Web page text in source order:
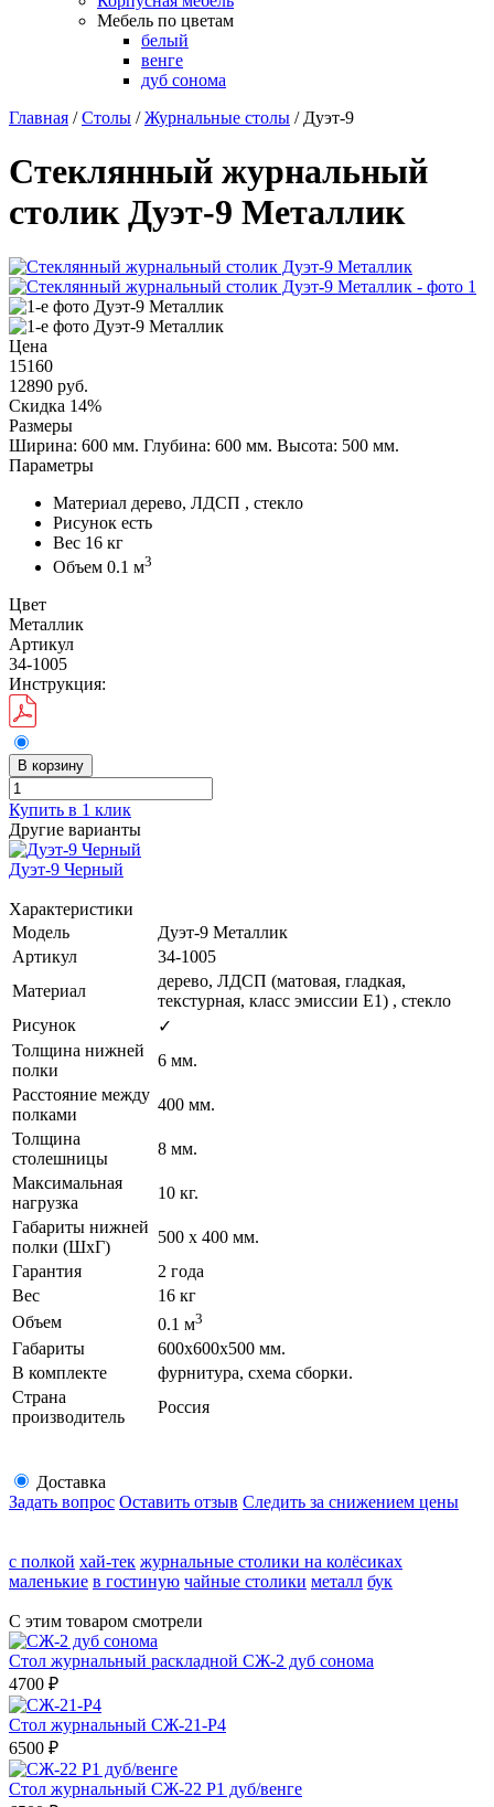
Мебель по цветам
белый
венге
дуб сонома
Главная / Столы / Журнальные столы / Дуэт-9
Стеклянный журнальный
столик Дуэт-9 Металлик
Цена
15160
12890 руб.
Скидка 14%
Размеры
Ширина: 600 мм. Глубина: 600 мм. Высота: 500 мм.
Параметры
Материал дерево, ЛДСП , стекло
Рисунок есть
Вес 16 кг
Объем 0.1 м3
Цвет
Металлик
Артикул
34-1005
Инструкция:
В корзину
Купить в 1 клик
Другие варианты
Дуэт-9 Черный
Характеристики
Модель
Дуэт-9 Металлик
Артикул
34-1005
Материал
дерево, ЛДСП (матовая, гладкая,
текстурная, класс эмиссии E1) , стекло
Рисунок
✓
Толщина нижней
полки
6 мм.
Расстояние между
полками
400 мм.
Толщина
столешницы
8 мм.
Максимальная
нагрузка
10 кг.
Габариты нижней
полки (ШхГ)
500 х 400 мм.
Гарантия
2 года
Вес
16 кг
Объем
0.1 м3
Габариты
600х600х500 мм.
В комплекте
фурнитура, схема сборки.
Страна
производитель
Россия
Доставка
Задать вопрос Оставить отзыв Следить за снижением цены
с полкой хай-тек журнальные столики на колёсиках
маленькие в гостиную чайные столики металл бук
С этим товаром смотрели
Стол журнальный раскладной СЖ-2 дуб сонома
4700 ₽
Стол журнальный СЖ-21-Р4
6500 ₽
Стол журнальный СЖ-22 Р1 дуб/венге